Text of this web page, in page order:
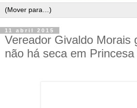
11 abril 2015
Vereador Givaldo Morais
não há seca em Princesa